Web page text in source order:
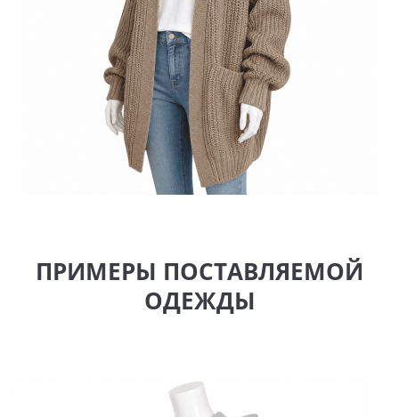
ПРИМЕРЫ ПОСТАВЛЯЕМОЙ
ОДЕЖДЫ